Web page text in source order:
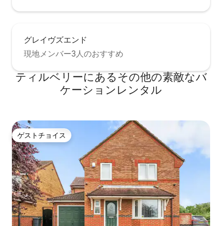
グレイヴズエンド
現地メンバー3人のおすすめ
ティルベリーにあるその他の素敵なバ
ケーションレンタル
ゲストチョイス
ゲストチョイス